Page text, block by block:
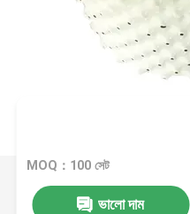
MOQ：100 সেট
ভালো দাম